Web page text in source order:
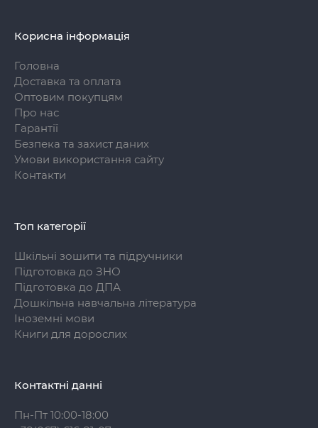
Корисна інформація
Головна
Доставка та оплата
Оптовим покупцям
Про нас
Гарантії
Безпека та захист даних
Умови використання сайту
Контакти
Топ категорії
Шкільні зошити та підручники
Підготовка до ЗНО
Підготовка до ДПА
Дошкільна навчальна література
Іноземні мови
Книги для дорослих
Контактні данні
Пн-Пт 10:00-18:00